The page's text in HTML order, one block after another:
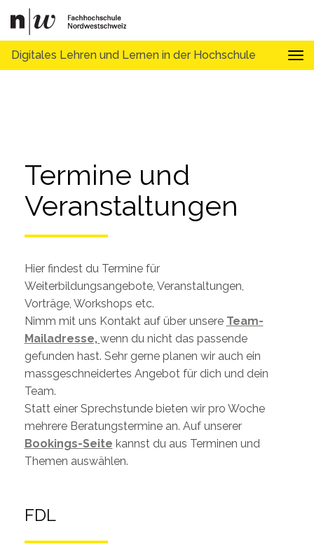
Digitales Lehren und Lernen in der Hochschule
Termine und
Veranstaltungen
Hier findest du Termine für
Weiterbildungsangebote, Veranstaltungen,
Vorträge, Workshops etc.
Nimm mit uns Kontakt auf über unsere Team-
Mailadresse, wenn du nicht das passende
gefunden hast. Sehr gerne planen wir auch ein
massgeschneidertes Angebot für dich und dein
Team.
Statt einer Sprechstunde bieten wir pro Woche
mehrere Beratungstermine an. Auf unserer
Bookings-Seite kannst du aus Terminen und
Themen auswählen.
FDL